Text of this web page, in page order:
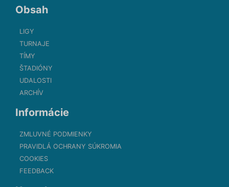
Obsah
LIGY
TURNAJE
TÍMY
ŠTADIÓNY
UDALOSTI
ARCHÍV
Informácie
ZMLUVNÉ PODMIENKY
PRAVIDLÁ OCHRANY SÚKROMIA
COOKIES
FEEDBACK